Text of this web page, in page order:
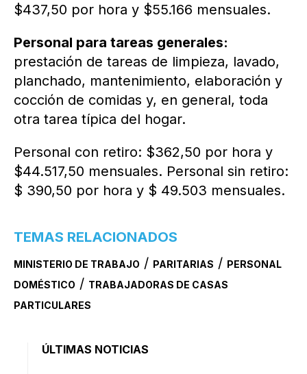
$437,50 por hora y $55.166 mensuales.
Personal para tareas generales:
prestación de tareas de limpieza, lavado,
planchado, mantenimiento, elaboración y
cocción de comidas y, en general, toda
otra tarea típica del hogar.
Personal con retiro: $362,50 por hora y
$44.517,50 mensuales. Personal sin retiro:
$ 390,50 por hora y $ 49.503 mensuales.
TEMAS RELACIONADOS
MINISTERIO DE TRABAJO / PARITARIAS / PERSONAL
DOMÉSTICO / TRABAJADORAS DE CASAS
PARTICULARES
ÚLTIMAS NOTICIAS